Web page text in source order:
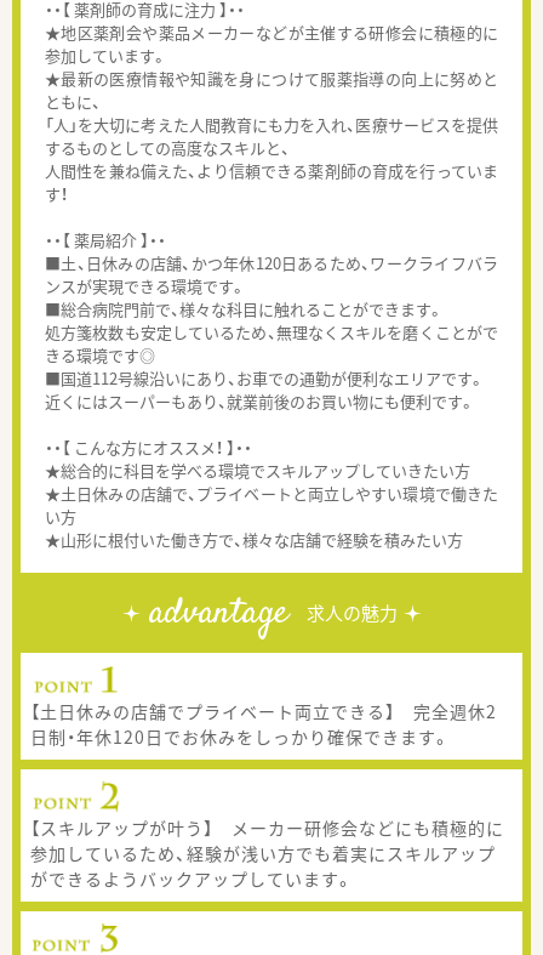
・・【 薬剤師の育成に注力 】・・
★地区薬剤会や薬品メーカーなどが主催する研修会に積極的に
参加しています。
★最新の医療情報や知識を身につけて服薬指導の向上に努めと
ともに、
「人」を大切に考えた人間教育にも力を入れ、医療サービスを提供
するものとしての高度なスキルと、
人間性を兼ね備えた、より信頼できる薬剤師の育成を行っていま
す！
・・【 薬局紹介 】・・
■土、日休みの店舗、かつ年休120日あるため、ワークライフバラ
ンスが実現できる環境です。
■総合病院門前で、様々な科目に触れることができます。
処方箋枚数も安定しているため、無理なくスキルを磨くことがで
きる環境です◎
■国道112号線沿いにあり、お車での通勤が便利なエリアです。
近くにはスーパーもあり、就業前後のお買い物にも便利です。
・・【 こんな方にオススメ！ 】・・
★総合的に科目を学べる環境でスキルアップしていきたい方
★土日休みの店舗で、プライベートと両立しやすい環境で働きた
い方
★山形に根付いた働き方で、様々な店舗で経験を積みたい方
advantage 求人の魅力
【土日休みの店舗でプライベート両立できる】 完全週休2
日制・年休120日でお休みをしっかり確保できます。
【スキルアップが叶う】 メーカー研修会などにも積極的に
参加しているため、経験が浅い方でも着実にスキルアップ
ができるようバックアップしています。